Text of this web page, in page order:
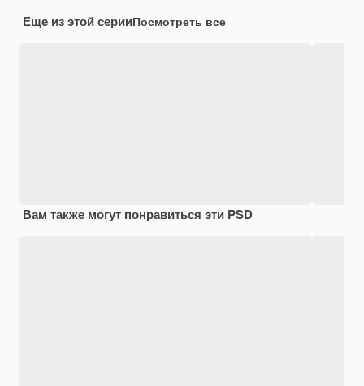
Еще из этой серииПосмотреть все
Вам также могут понравиться эти PSD